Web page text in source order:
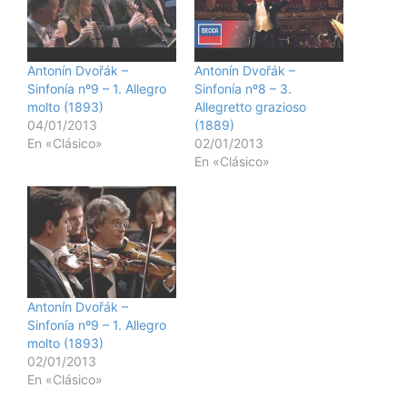
Antonín Dvořák –
Sinfonía nº9 – 1. Allegro
molto (1893)
04/01/2013
En «Clásico»
Antonín Dvořák –
Sinfonía nº8 – 3.
Allegretto grazioso
(1889)
02/01/2013
En «Clásico»
Antonín Dvořák –
Sinfonía nº9 – 1. Allegro
molto (1893)
02/01/2013
En «Clásico»